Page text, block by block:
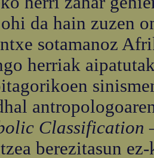
da hain zuzen
sotamanoz
herriak
berezitasun